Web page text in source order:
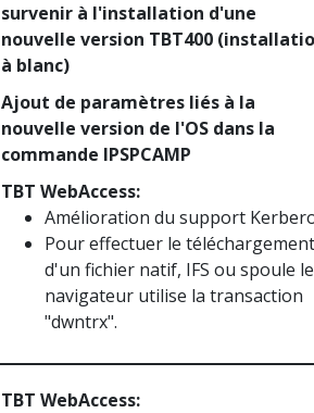
survenir à l'installation d'une
nouvelle version TBT400
à blanc)
Ajout de paramètres liés à la
nouvelle version de l'OS dans la
commande IPSPCAMP
TBT WebAccess:
Amélioration du support
Pour effectuer le téléchargement
d'un fichier natif, IFS ou spoule le
navigateur utilise la transaction
"dwntrx".
TBT WebAccess: